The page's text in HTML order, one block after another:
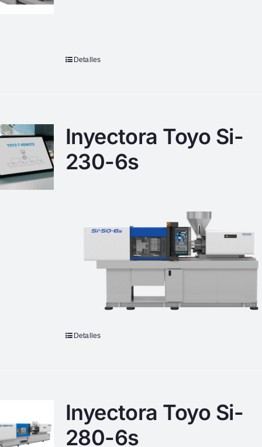
Detalles
Inyectora Toyo Si-
230-6s
Detalles
Inyectora Toyo Si-
280-6s